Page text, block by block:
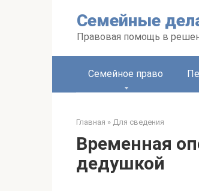
Семейные
Правовая помощь в
Семейное право
Главная » Для сведения
Временная
дедушкой